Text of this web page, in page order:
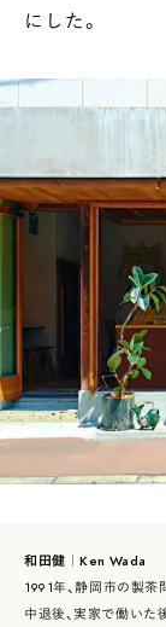
にした。
和田健｜Ken Wada
1991年、静岡市の製茶
中退後、実家で働いた